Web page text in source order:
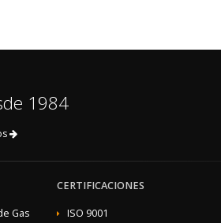
1984
Gas
CERTIFICACIONES
ISO 9001